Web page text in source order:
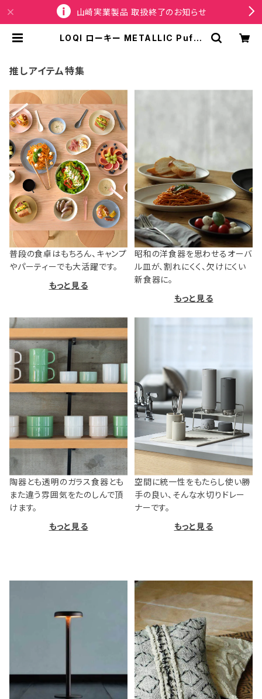
山崎実業製品 取扱終了のお知らせ
LOQI ローキー METALLIC Puffy
推しアイテム特集
普段の食卓はもちろん、キャンプ
やパーティーでも大活躍です。
もっと見る
昭和の洋食器を思わせるオーバ
ル皿が、割れにくく、欠けにくい
新食器に。
もっと見る
陶器とも透明のガラス食器とも
また違う雰囲気をたのしんで頂
けます。
もっと見る
空間に統一性をもたらし使い勝
手の良い、そんな水切りドレー
ナーです。
もっと見る